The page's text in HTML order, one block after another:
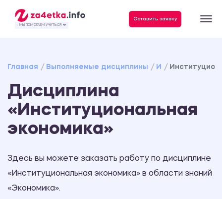
- МЫ ПОМОГАЕМ УЧИТЬСЯ ❤️
Оставить заявку
Главная Выполняемые дисциплины И
Дисциплина
«Институциональная
экономика»
Здесь вы можете заказать работу по дисциплине
«Институциональная экономика» в области знаний
«Экономика».